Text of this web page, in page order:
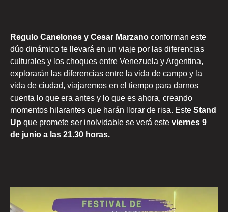
Regulo Canelones y Cesar Marzano conforman este
dúo dinámico te llevará en un viaje por las diferencias
culturales y los choques entre Venezuela y Argentina,
explorarán las diferencias entre la vida de campo y la
vida de ciudad, viajaremos en el tiempo para darnos
cuenta lo que era antes y lo que es ahora, creando
momentos hilarantes que harán llorar de risa. Este Stand
Up que promete ser inolvidable se verá este viernes 9
de junio a las 21.30 horas.